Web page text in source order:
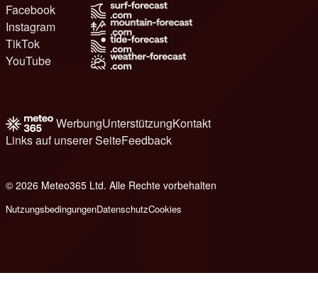
Facebook
Instagram
TikTok
YouTube
WerbungUnterstützungKontakt
Links auf unserer SeiteFeedback
© 2026 Meteo365 Ltd. Alle Rechte vorbehalten
NutzungsbedingungenDatenschutzCookies